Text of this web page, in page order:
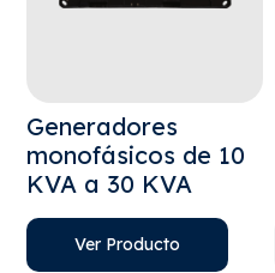
Generadores
monofásicos de 10
KVA a 30 KVA
Ver Producto